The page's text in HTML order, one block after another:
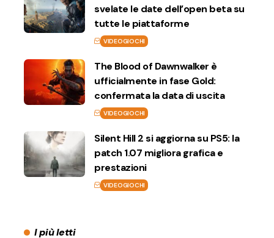
svelate le date dell’open beta su
tutte le piattaforme
VIDEOGIOCHI
The Blood of Dawnwalker è
ufficialmente in fase Gold:
confermata la data di uscita
VIDEOGIOCHI
Silent Hill 2 si aggiorna su PS5: la
patch 1.07 migliora grafica e
prestazioni
VIDEOGIOCHI
I più letti